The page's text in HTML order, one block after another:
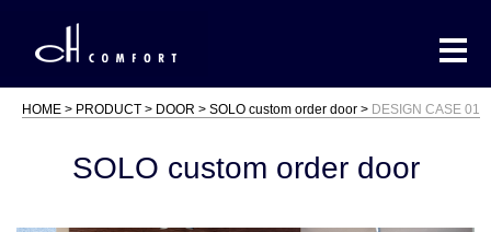
HOME PRODUCT DOOR SOLO custom order door DESIGN CASE 01
SOLO custom order door